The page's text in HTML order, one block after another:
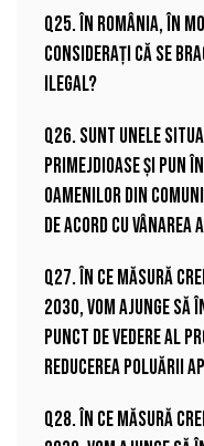
Q25. În România, în
considerați că se
ilegal?
Q26. Sunt unele
primejdioase și pun
oamenilor din
de acord cu
Q27. În ce măsură
2030, vom ajunge
punct de vedere al
Reducerea poluării
Q28. În ce măsură